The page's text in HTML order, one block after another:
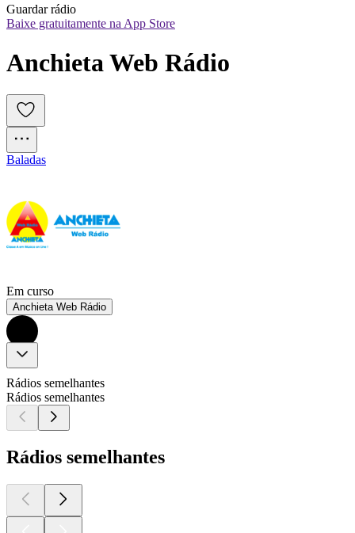
Guardar rádio
Baixe gratuitamente na App Store
Baladas
Em curso
Anchieta Web Rádio
Rádios semelhantes
Rádios semelhantes
Rádios semelhantes